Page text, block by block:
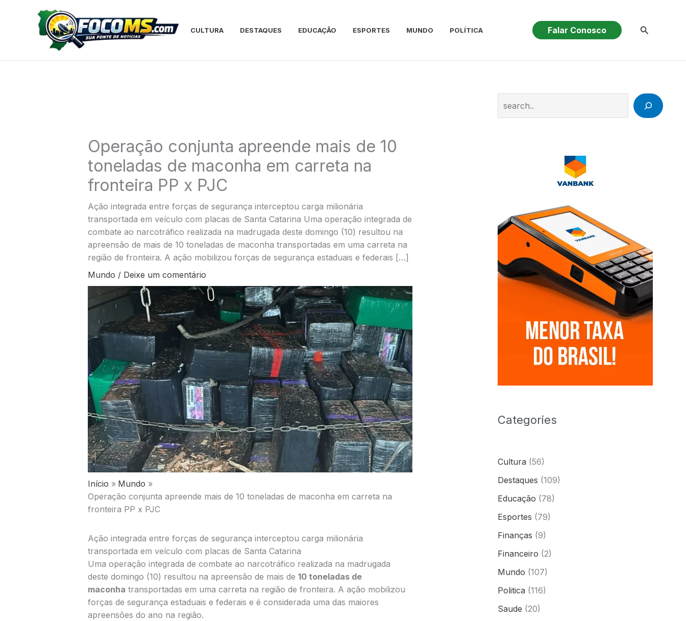
CULTURA DESTAQUES EDUCAÇÃO ESPORTES MUNDO POLÍTICA Falar Conosco Pesquisar
Operação conjunta apreende mais de 10
toneladas de maconha em carreta na
fronteira PP x PJC
Ação integrada entre forças de segurança interceptou carga milionária
transportada em veículo com placas de Santa Catarina Uma operação integrada de
combate ao narcotráfico realizada na madrugada deste domingo (10) resultou na
apreensão de mais de 10 toneladas de maconha transportadas em uma carreta na
região de fronteira. A ação mobilizou forças de segurança estaduais e federais […]
Mundo / Deixe um comentário
Início
Mundo
Operação conjunta apreende mais de 10 toneladas de maconha em carreta na
fronteira PP x PJC
Ação integrada entre forças de segurança interceptou carga milionária
transportada em veículo com placas de Santa Catarina
Uma operação integrada de combate ao narcotráfico realizada na madrugada
deste domingo (10) resultou na apreensão de mais de 10 toneladas de
maconha transportadas em uma carreta na região de fronteira. A ação mobilizou
forças de segurança estaduais e federais e é considerada uma das maiores
apreensões do ano na região.
Categories
Cultura (56)
Destaques (109)
Educação (78)
Esportes (79)
Finanças (9)
Financeiro (2)
Mundo (107)
Politica (116)
Saude (20)